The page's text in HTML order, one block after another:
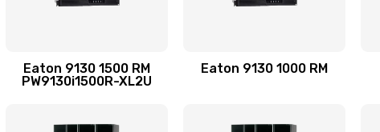
Eaton 9130 1500 RM
PW9130i1500R-XL2U
Eaton 9130 1000 RM